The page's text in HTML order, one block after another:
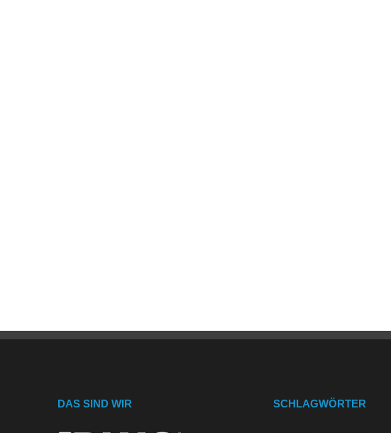
DAS SIND WIR SCHLAGWÖRTER